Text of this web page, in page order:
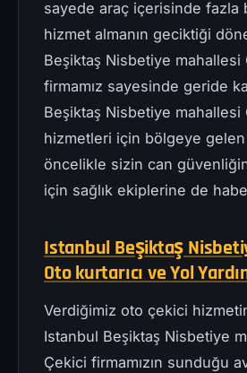
sayede araç içerisinde fazla
hizmet almanın geciktiği
Beşiktaş Nisbetiye mahallesi
firmamız sayesinde geride
Beşiktaş Nisbetiye mahallesi
hizmetleri için bölgeye
öncelikle sizin can
için sağlık ekiplerine de
Istanbul Beşiktaş
Oto kurtarıcı ve Yol
Verdiğimiz oto çekici
Istanbul Beşiktaş Nisbetiye
Çekici firmamızın sunduğu